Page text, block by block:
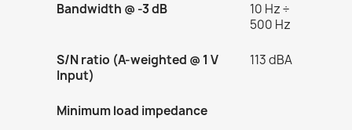
Bandwidth @ -3 dB
10 Hz ÷
500 Hz
S/N ratio (A-weighted @ 1 V
Input)
113 dBA
Minimum load impedance